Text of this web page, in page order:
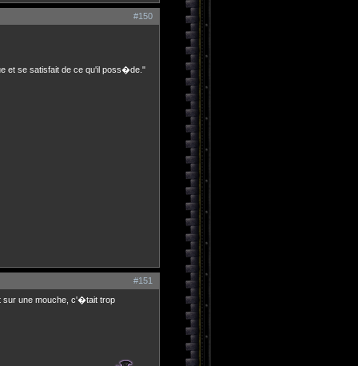
#150
et se satisfait de ce qu'il poss�de."
#151
sur une mouche, c'�tait trop